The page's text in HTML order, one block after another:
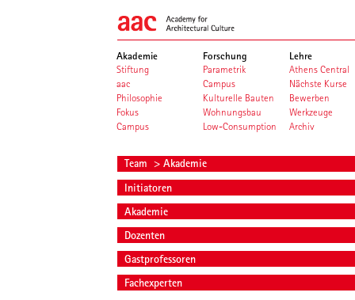
Akademie
Stiftung
aac
Philosophie
Fokus
Campus
Forschung
Parametrik
Campus
Kulturelle Bauten
Wohnungsbau
Low-Consumption
Lehre
Athens Central
Nächste Kurse
Bewerben
Werkzeuge
Archiv
Team > Akademie
Initiatoren
Akademie
Dozenten
Gastprofessoren
Fachexperten